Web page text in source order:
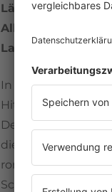
Länge:3:25
Album:
Label:Geffen
In den USA war
Hit. In England
Deutschland
die Top-50 der
romantischen
Schauspielerin